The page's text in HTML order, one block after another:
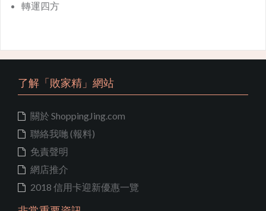
轉運四方
了解「敗家精」網站
關於 ShoppingJing.com
聯絡我哋 (報料)
免責聲明
網店推介
2018 信用卡迎新優惠一覽